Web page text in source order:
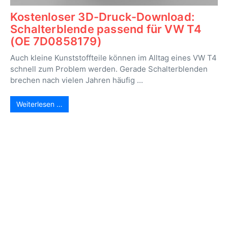
Kostenloser 3D-Druck-Download:
Schalterblende passend für VW T4
(OE 7D0858179)
Auch kleine Kunststoffteile können im Alltag eines VW T4
schnell zum Problem werden. Gerade Schalterblenden
brechen nach vielen Jahren häufig ...
Weiterlesen …